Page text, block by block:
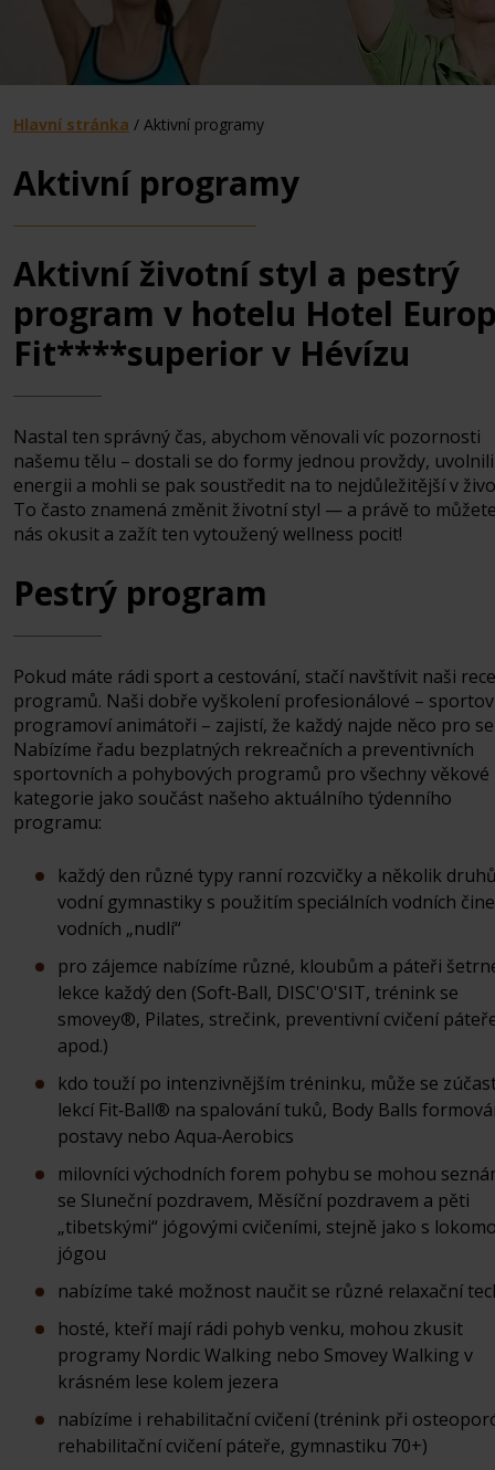
Hlavní stránka / Aktivní programy
Aktivní programy
Aktivní životní styl a pestrý
program v hotelu Hotel
Fit****superior v Hévízu
Nastal ten správný čas, abychom věnovali víc pozornosti
našemu tělu – dostali se do formy jednou provždy, uvolnili
energii a mohli se pak soustředit na to nejdůležitější v
To často znamená změnit životní styl — a právě to
nás okusit a zažít ten vytoužený wellness pocit!
Pestrý program
Pokud máte rádi sport a cestování, stačí navštívit naši
programů. Naši dobře vyškolení profesionálové –
programoví animátoři – zajistí, že každý najde něco pro
Nabízíme řadu bezplatných rekreačních a preventivních
sportovních a pohybových programů pro všechny věkové
kategorie jako součást našeho aktuálního týdenního
programu:
každý den různé typy ranní rozcvičky a několik
vodní gymnastiky s použitím speciálních vodních
vodních „nudlí“
pro zájemce nabízíme různé, kloubům a páteři
lekce každý den (Soft‑Ball, DISC'O'SIT, trénink se
smovey®, Pilates, strečink, preventivní cvičení
apod.)
kdo touží po intenzivnějším tréninku, může se
lekcí Fit‑Ball® na spalování tuků, Body Balls
postavy nebo Aqua‑Aerobics
milovníci východních forem pohybu se mohou
se Sluneční pozdravem, Měsíční pozdravem a pěti
„tibetskými“ jógovými cvičeními, stejně jako s
jógou
nabízíme také možnost naučit se různé relaxační
hosté, kteří mají rádi pohyb venku, mohou zkusit
programy Nordic Walking nebo Smovey Walking v
krásném lese kolem jezera
nabízíme i rehabilitační cvičení (trénink při
rehabilitační cvičení páteře, gymnastiku 70+)